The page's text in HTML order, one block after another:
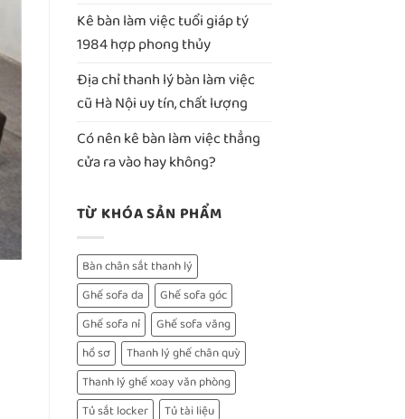
Kê bàn làm việc tuổi giáp tý
1984 hợp phong thủy
Địa chỉ thanh lý bàn làm việc
cũ Hà Nội uy tín, chất lượng
Có nên kê bàn làm việc thẳng
cửa ra vào hay không?
TỪ KHÓA SẢN PHẨM
Bàn chân sắt thanh lý
Ghế sofa da
Ghế sofa góc
Ghế sofa nỉ
Ghế sofa văng
hồ sơ
Thanh lý ghế chân quỳ
Thanh lý ghế xoay văn phòng
Tủ sắt locker
Tủ tài liệu